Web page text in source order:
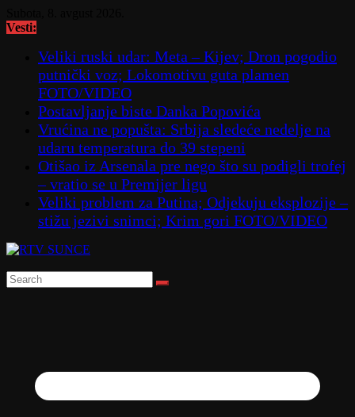
to
Vesti:
Veliki ruski udar: Meta – Kijev; Dron pogodio
putnički voz; Lokomotivu guta plamen
FOTO/VIDEO
Postavljanje biste Danka Popovića
Vrućina ne popušta: Srbija sledeće nedelje na
udaru temperatura do 39 stepeni
Otišao iz Arsenala pre nego što su podigli trofej
– vratio se u Premijer ligu
Veliki problem za Putina; Odjekuju eksplozije –
stižu jezivi snimci; Krim gori FOTO/VIDEO